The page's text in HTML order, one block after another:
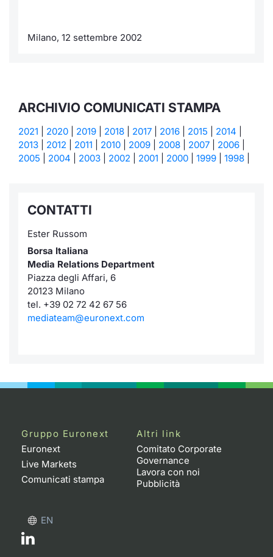
Milano, 12 settembre 2002
ARCHIVIO COMUNICATI STAMPA
2021 2020 2019 2018 2017 2016 2015 2014
2013
2012 2011 2010 2009 2008 2007 2006
2005
2004 2003 2002 2001 2000 1999 1998
CONTATTI
Ester Russom
Borsa Italiana
Media Relations Department
Piazza degli Affari, 6
20123 Milano
tel. +39 02 72 42 67 56
mediateam@euronext.com
Gruppo Euronext
Euronext
Live Markets
Comunicati stampa
Altri link
Comitato Corporate
Governance
Lavora con noi
Pubblicità
EN